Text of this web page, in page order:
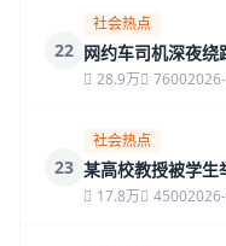
22
社会热点
网约车司机深夜
28.9万 7600
23
社会热点
某高校教授被学生
17.8万 4500